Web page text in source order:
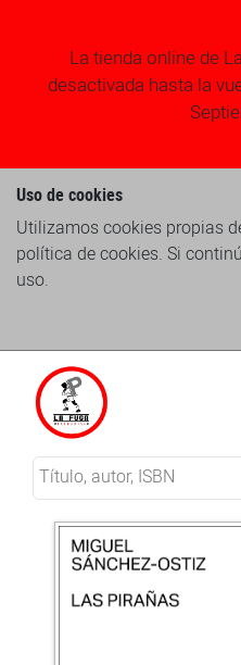
La tienda online de
desactivada hasta la
Uso de cookies
Utilizamos cookies propias
política de cookies. Si
uso.